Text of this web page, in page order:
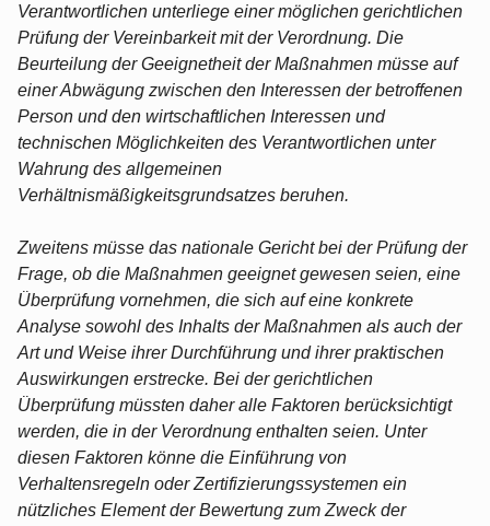
Verantwortlichen unterliege einer möglichen gerichtlichen
Prüfung der Vereinbarkeit mit der Verordnung. Die
Beurteilung der Geeignetheit der Maßnahmen müsse auf
einer Abwägung zwischen den Interessen der betroffenen
Person und den wirtschaftlichen Interessen und
technischen Möglichkeiten des Verantwortlichen unter
Wahrung des allgemeinen
Verhältnismäßigkeitsgrundsatzes beruhen.
Zweitens müsse das nationale Gericht bei der Prüfung der
Frage, ob die Maßnahmen geeignet gewesen seien, eine
Überprüfung vornehmen, die sich auf eine konkrete
Analyse sowohl des Inhalts der Maßnahmen als auch der
Art und Weise ihrer Durchführung und ihrer praktischen
Auswirkungen erstrecke. Bei der gerichtlichen
Überprüfung müssten daher alle Faktoren berücksichtigt
werden, die in der Verordnung enthalten seien. Unter
diesen Faktoren könne die Einführung von
Verhaltensregeln oder Zertifizierungssystemen ein
nützliches Element der Bewertung zum Zweck der